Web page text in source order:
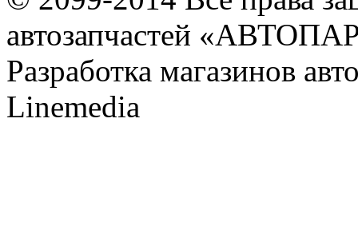
автозапчастей
Разработка магазинов
Linemedia